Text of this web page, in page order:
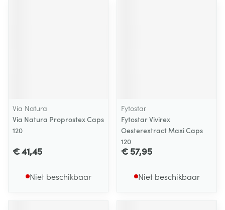
Via Natura
Via Natura Proprostex Caps
120
€ 41,45
Niet beschikbaar
Fytostar
Fytostar Vivirex
Oesterextract Maxi Caps
120
€ 57,95
Niet beschikbaar